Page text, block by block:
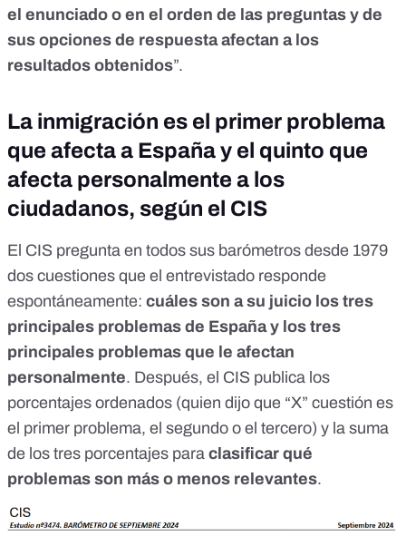
el enunciado o en el orden de las preguntas y de
sus opciones de respuesta afectan a los
resultados obtenidos”.
La inmigración es el primer problema
que afecta a España y el quinto que
afecta personalmente a los
ciudadanos, según el CIS
El CIS pregunta en todos sus barómetros desde 1979
dos cuestiones que el entrevistado responde
espontáneamente: cuáles son a su juicio los tres
principales problemas de España y los tres
principales problemas que le afectan
personalmente. Después, el CIS publica los
porcentajes ordenados (quien dijo que “X” cuestión es
el primer problema, el segundo o el tercero) y la suma
de los tres porcentajes para clasificar qué
problemas son más o menos relevantes.